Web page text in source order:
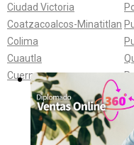
Ciudad Victoria
Coatzacoalcos-Minatitlan
Colima
Cuautla
Cuernavaca